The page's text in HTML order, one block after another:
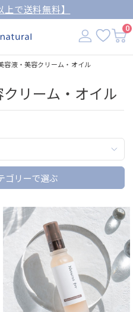
で送料無料】
0
容液・美容クリーム・オイル
リーム・オイル
ゴリーで選ぶ